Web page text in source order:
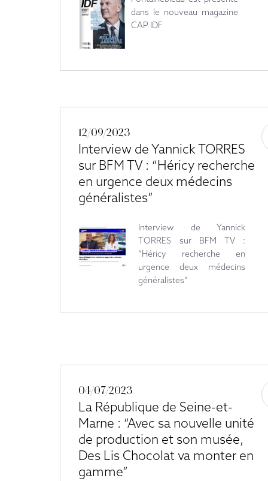
dans le nouveau magazine
CAP IDF
12/09/2023
Interview de Yannick TORRES
sur BFM TV : “Héricy recherche
en urgence deux médecins
généralistes”
Interview de Yannick
TORRES sur BFM TV :
“Héricy recherche en
urgence deux médecins
généralistes”
04/07/2023
La République de Seine-et-
Marne : “Avec sa nouvelle unité
de production et son musée,
Des Lis Chocolat va monter en
gamme”